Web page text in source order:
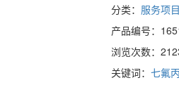
分类： 服务项目
产品编号：
浏览次数：
关键词： 七氟